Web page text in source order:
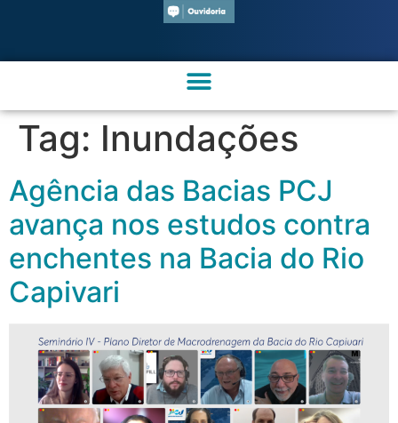
Tag: Inundações
Agência das Bacias PCJ
avança nos estudos contra
enchentes na Bacia do Rio
Capivari